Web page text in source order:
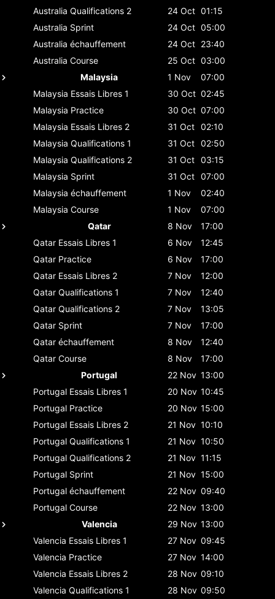
Australia Qualifications 2 24 Oct 01:15
Australia Sprint 24 Oct 05:00
Australia échauffement 24 Oct 23:40
Australia Course 25 Oct 03:00
Malaysia
1 Nov
07:00
Malaysia Essais Libres 1 30 Oct 02:45
Malaysia Practice 30 Oct 07:00
Malaysia Essais Libres 2 31 Oct 02:10
Malaysia Qualifications 1 31 Oct 02:50
Malaysia Qualifications 2 31 Oct 03:15
Malaysia Sprint 31 Oct 07:00
Malaysia échauffement 1 Nov
02:40
Malaysia Course 1 Nov
07:00
Qatar
8 Nov
17:00
Qatar Essais Libres 1 6 Nov
12:45
Qatar Practice 6 Nov
17:00
Qatar Essais Libres 2 7 Nov
12:00
Qatar Qualifications 1 7 Nov
12:40
Qatar Qualifications 2 7 Nov
13:05
Qatar Sprint 7 Nov
17:00
Qatar échauffement 8 Nov
12:40
Qatar Course 8 Nov
17:00
Portugal
22 Nov 13:00
Portugal Essais Libres 1 20 Nov 10:45
Portugal Practice 20 Nov 15:00
Portugal Essais Libres 2 21 Nov 10:10
Portugal Qualifications 1 21 Nov 10:50
Portugal Qualifications 2 21 Nov 11:15
Portugal Sprint 21 Nov 15:00
Portugal échauffement 22 Nov 09:40
Portugal Course 22 Nov 13:00
Valencia
29 Nov 13:00
Valencia Essais Libres 1 27 Nov 09:45
Valencia Practice 27 Nov 14:00
Valencia Essais Libres 2 28 Nov 09:10
Valencia Qualifications 1 28 Nov 09:50